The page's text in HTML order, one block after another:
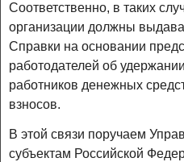
Соответственно, в таких
организации должны
Справки на основании
работодателей об
работников денежных
взносов.
В этой связи поручаем
субъектам Российской